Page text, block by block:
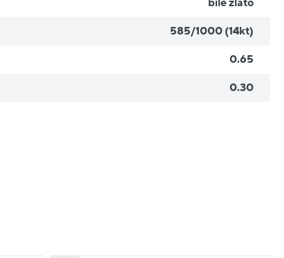
bílé zlato
585/1000 (14kt)
0.65
0.30